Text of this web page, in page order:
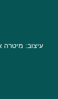
עיצוב אתר